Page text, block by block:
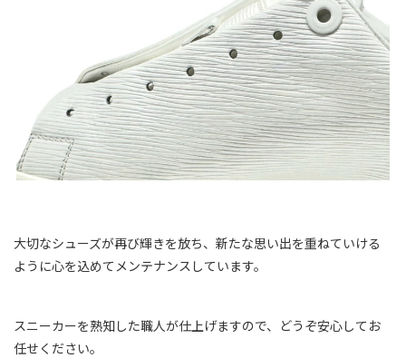
大切なシューズが再び輝きを放ち、新たな思い出を重ねていける
ように心を込めてメンテナンスしています。
スニーカーを熟知した職人が仕上げますので、どうぞ安心してお
任せください。